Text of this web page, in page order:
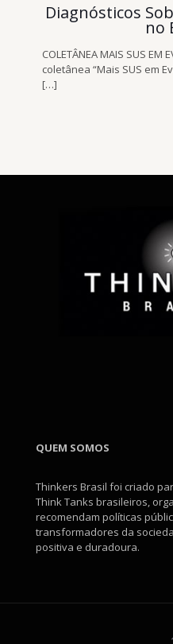
Diagnósticos
no
COLETÂNEA MAIS SUS EM
coletânea “Mais SUS em
[…]
QUEM SOMOS
Thinkers Brasil foi criado
Think Tanks brasileiros,
recomendam políticas
transformadores da
positiva e duradoura.